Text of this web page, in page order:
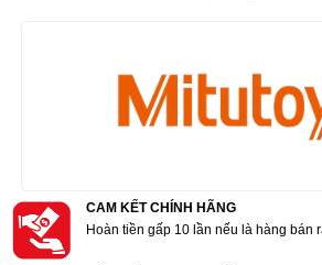
CAM KẾT CHÍNH HÃNG
Hoàn tiền gấp 10 lần nếu là hàng bán